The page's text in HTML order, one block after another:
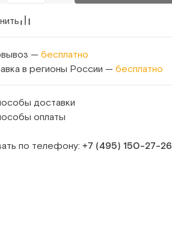
— бесплатно
в регионы России — бесплатно
доставки
оплаты
по телефону: +7 (495) 150‑27‑26